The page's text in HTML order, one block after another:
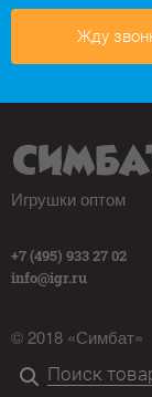
Жду
Игрушки оптом
+7 (495) 933 27 02
info@igr.ru
© 2018 «Симбат»